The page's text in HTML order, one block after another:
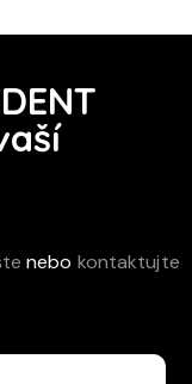
nebo kontaktujte